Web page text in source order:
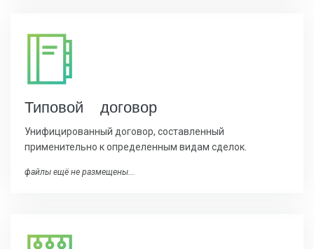
Типовой договор
Унифицированный договор, составленный
применительно к определенным видам сделок.
файлы ещё не размещены...